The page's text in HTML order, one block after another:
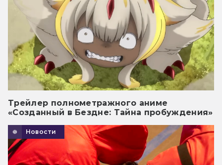
Трейлер полнометражного аниме
«Созданный в Бездне: Тайна пробуждения»
Новости